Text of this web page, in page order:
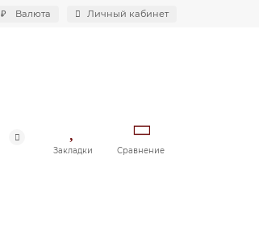
₽ Валюта Личный кабинет
Закладки Сравнение